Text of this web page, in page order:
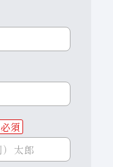
必須